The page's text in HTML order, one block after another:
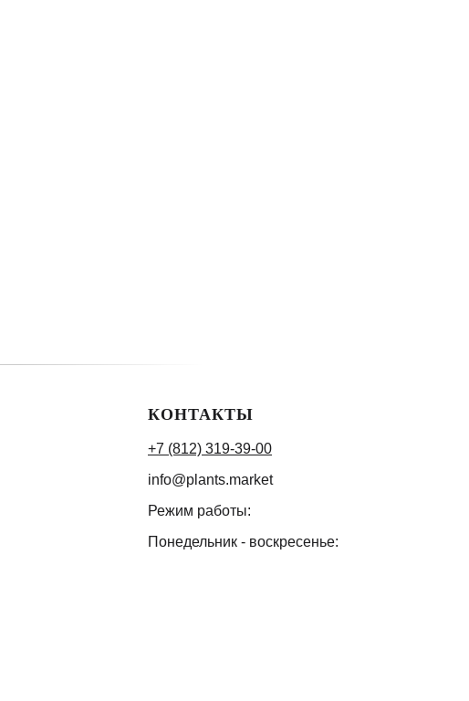
КОНТАКТЫ
+7 (812) 319-39-00
info@plants.market
Режим работы:
Понедельник - воскресенье: